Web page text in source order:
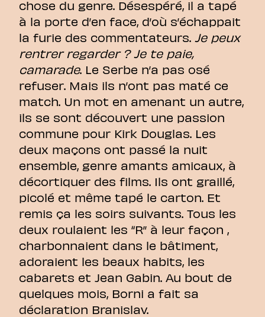
chose du genre. Désespéré, il a tapé
à la porte d’en face, d’où s’échappait
la furie des commentateurs. Je peux
rentrer regarder ? Je te paie,
camarade. Le Serbe n’a pas osé
refuser. Mais ils n’ont pas maté ce
match. Un mot en amenant un autre,
ils se sont découvert une passion
commune pour Kirk Douglas. Les
deux maçons ont passé la nuit
ensemble, genre amants amicaux, à
décortiquer des films. Ils ont graillé,
picolé et même tapé le carton. Et
remis ça les soirs suivants. Tous les
deux roulaient les “R” à leur façon ,
charbonnaient dans le bâtiment,
adoraient les beaux habits, les
cabarets et Jean Gabin. Au bout de
quelques mois, Borni a fait sa
déclaration Branislav.